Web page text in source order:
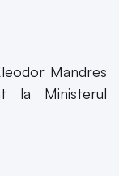
Mandres
la Ministerul